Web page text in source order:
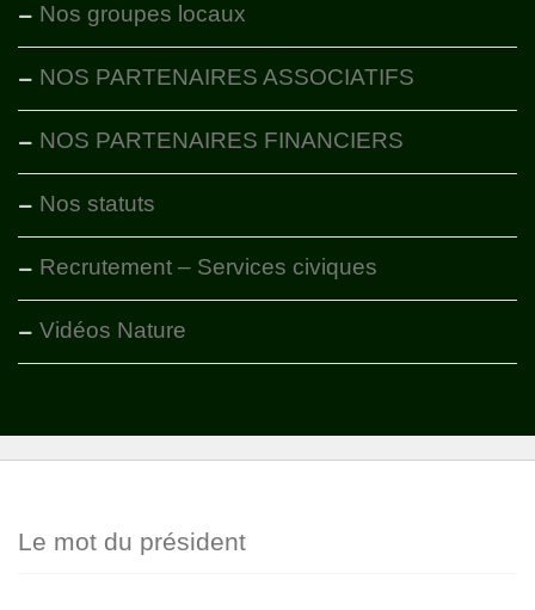
Nos groupes locaux
NOS PARTENAIRES ASSOCIATIFS
NOS PARTENAIRES FINANCIERS
Nos statuts
Recrutement – Services civiques
Vidéos Nature
Le mot du président